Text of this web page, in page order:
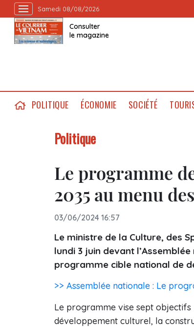
Samedi 08/08/2026
Consulter
le magazine
POLITIQUE ÉCONOMIE SOCIÉTÉ
Politique
Le programme
2035 au menu
03/06/2024 16:57
Le ministre de la Culture, des
lundi 3 juin devant
programme cible national de
>> Assemblée nationale : Le
Le programme vise sept objectifs
développement culturel, la